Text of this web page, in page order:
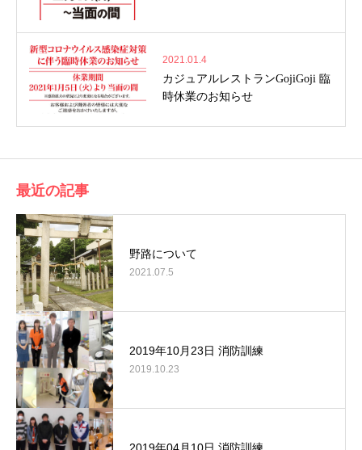
2021.01.4
カジュアルレストランGojiGoji 臨
時休業のお知らせ
最近の記事
野路について
2021.07.5
2019年10月23日 消防訓練
2019.10.23
2019年04月10日 消防訓練